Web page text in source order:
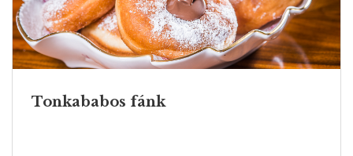
Tonkababos fánk